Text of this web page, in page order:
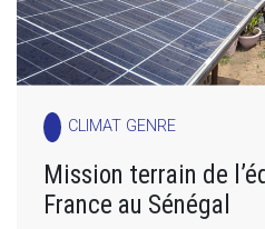
CLIMAT GENRE
Mission terrain de
France au Sénégal